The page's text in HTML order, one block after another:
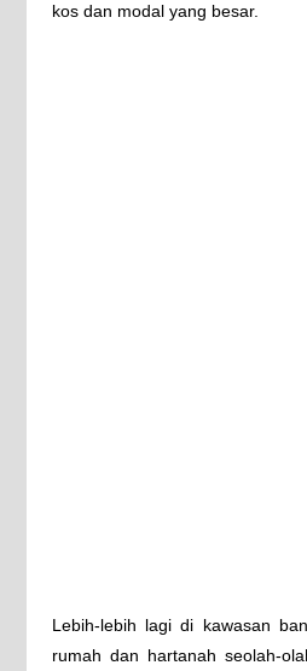
kos dan modal yang besar.
Lebih-lebih lagi di kawasan
rumah dan hartanah seolah-